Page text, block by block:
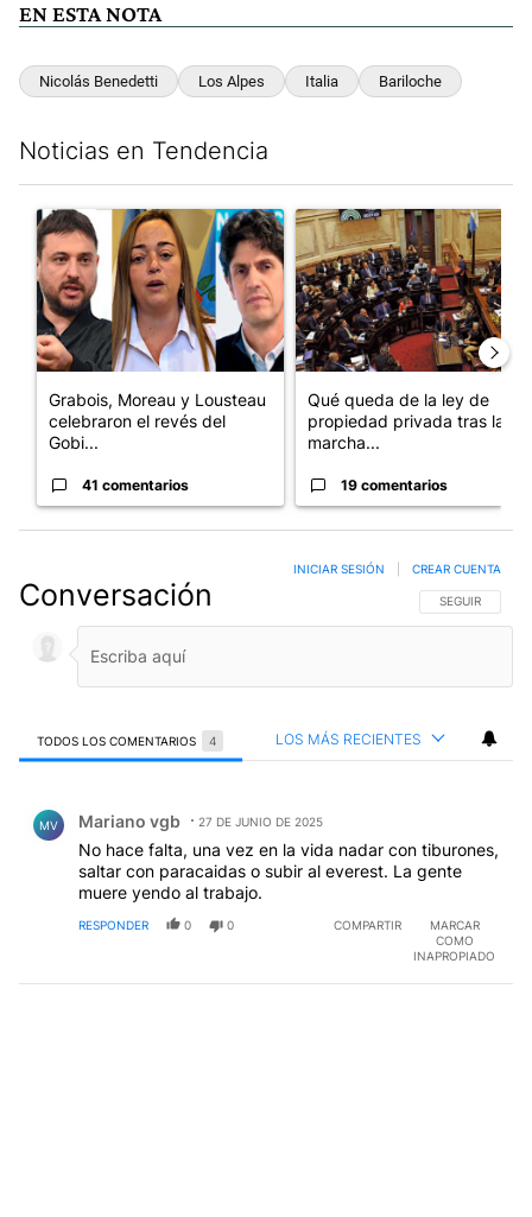
EN ESTA NOTA
Nicolás Benedetti Los Alpes Italia Bariloche
Noticias en Tendencia
Un artículo de tendencia con el título "Grabois, Moreau y
Grabois, Moreau y Lousteau
celebraron el revés del
Gobi...
41 comentarios
Un artículo de tendencia con
Qué queda de la ley de
propiedad privada tras la
marcha...
19 comentarios
Conversación SIGA ESTA
SEGUIR
INICIAR SESIÓN CREAR CUENTA
TODOS LOS COMENTARIOS 4 LOS MÁS RECIENTES
MV Mariano vgb 27 DE JUNIO DE 2025
No hace falta, una vez en la vida nadar con tiburones,
saltar con paracaidas o subir al everest. La gente
muere yendo al trabajo.
RESPONDER 0 0 COMPARTIR
MARCAR
COMO
INAPROPIADO